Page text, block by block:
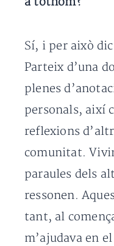
Sí, i per això
Parteix d’una
plenes
personals, així
reflexions
comunitat.
paraules dels
ressonen.
tant, al
m’ajudava en